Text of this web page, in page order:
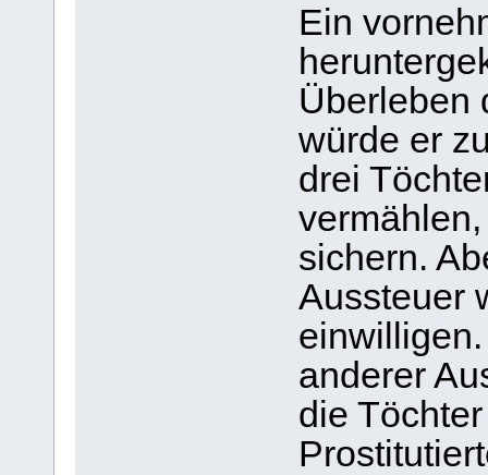
Ein
Überleben
würde er
drei
sichern.
Aussteuer
anderer
die